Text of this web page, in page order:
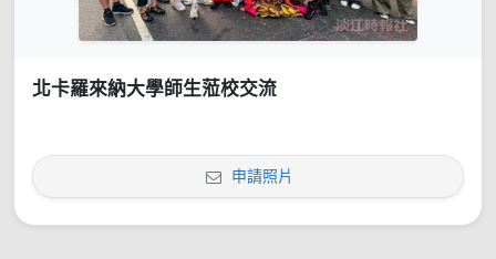
北卡羅來納大學師生蒞校交流
申請照片